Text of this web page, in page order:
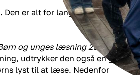
Den er alt for lang. Jeg kommer
og unges læsning 2021(Hansen
udtrykker den også en generel
lyst til at læse. Nedenfor